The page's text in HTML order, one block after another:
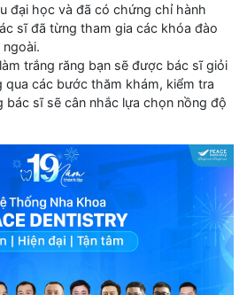
đại học và đã có chứng chỉ hành
sĩ đã từng tham gia các khóa đào
trắng răng bạn sẽ được bác sĩ giỏi
qua các bước thăm khám, kiểm tra
bác sĩ sẽ cân nhắc lựa chọn nồng độ